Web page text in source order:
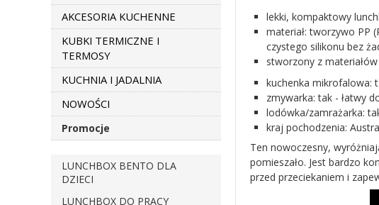
AKCESORIA KUCHENNE
KUBKI TERMICZNE I
TERMOSY
KUCHNIA I JADALNIA
NOWOŚCI
Promocje
LUNCHBOX BENTO DLA
DZIECI
LUNCHBOX DO PRACY
lekki, kompaktowy
materiał: tworzywo PP
czystego silikonu bez
stworzony z
kuchenka mikrofalowa:
zmywarka: tak - łatwy
lodówka/zamrażarka:
kraj pochodzenia:
Ten nowoczesny,
pomieszało. Jest bardzo
przed przeciekaniem i